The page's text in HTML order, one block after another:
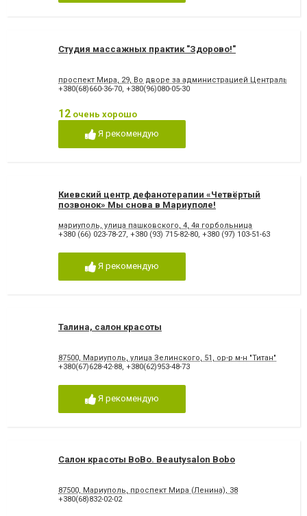
Студия массажных практик "Здорово!"
проспект Мира, 29, Во дворе за администрацией Центрального
+380(68)660-36-70, +380(96)080-05-30
12 очень хорошо
Я рекомендую
Киевский центр дефанотерапии «Четвёртый
позвонок» Мы снова в Мариуполе!
мариуполь, улица пашковского, 4, 4я горбольница
+380 (66) 023-78-27, +380 (93) 715-82-80, +380 (97) 103-51-63
Я рекомендую
Талина, салон красоты
87500, Мариуполь, улица Зелинского, 51, ор-р м-н "Титан"
+380(67)628-42-88, +380(62)953-48-73
Я рекомендую
Салон красоты BoBo. Beautysalon Bobo
87500, Мариуполь, проспект Мира (Ленина), 38
+380(68)832-02-02